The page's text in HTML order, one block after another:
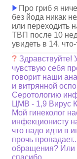
Про гриб я
без йода никак
или переходить
ТВП после 10
увидеть в 14.
? Здравствуйте!
чувствую себя
говорит наши
и витрянной
Серотологию
ЦМВ - 1,9 Вирус
Мой гинеколог
инфекционисту
что надо идти в
прочь
обращения? Или
спасибо.